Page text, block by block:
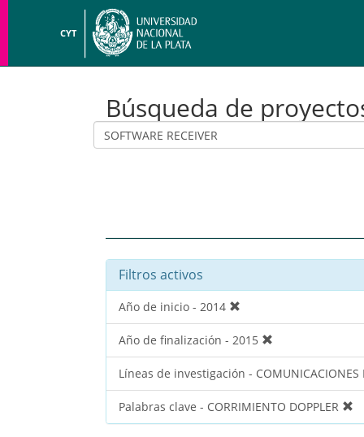
CYT
Búsqueda de
Filtros activos
Año de inicio - 2014
Año de finalización - 2015
Líneas de investigación - COMUNICACIONES
Palabras clave - CORRIMIENTO DOPPLER